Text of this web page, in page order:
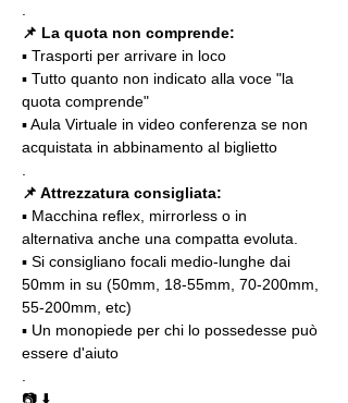
📌 La quota non comprende:
▪️ Trasporti per arrivare in loco
▪️ Tutto quanto non indicato alla voce "la
quota comprende"
▪️ Aula Virtuale in video conferenza se non
acquistata in abbinamento al biglietto
📌 Attrezzatura consigliata:
▪️ Macchina reflex, mirrorless o in
alternativa anche una compatta evoluta.
▪️ Si consigliano focali medio-lunghe dai
50mm in su (50mm, 18-55mm, 70-200mm,
55-200mm, etc)
▪️ Un monopiede per chi lo possedesse può
essere d'aiuto
📷 ⬇️